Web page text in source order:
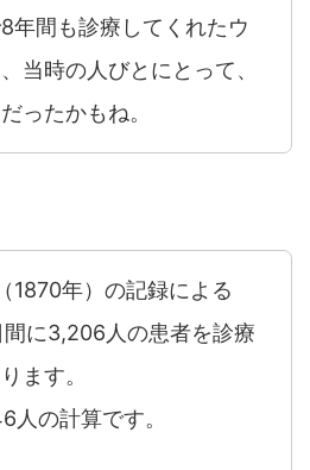
年間も診療してくれたウ
当時の人びとにとって、
ったかもね。
1870年）の記録による
間に3,206人の患者を診療
ます。
人の計算です。